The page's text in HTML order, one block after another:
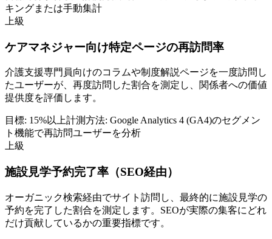
キングまたは手動集計
上級
ケアマネジャー向け特定ページの再訪問率
介護支援専門員向けのコラムや制度解説ページを一度訪問し
たユーザーが、再度訪問した割合を測定し、関係者への価値
提供度を評価します。
目標: 15%以上計測方法: Google Analytics 4 (GA4)のセグメン
ト機能で再訪問ユーザーを分析
上級
施設見学予約完了率（SEO経由）
オーガニック検索経由でサイト訪問し、最終的に施設見学の
予約を完了した割合を測定します。SEOが実際の集客にどれ
だけ貢献しているかの重要指標です。